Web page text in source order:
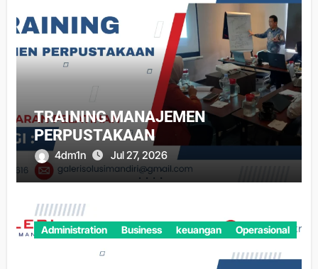
TRAINING MANAJEMEN
PERPUSTAKAAN
4dm1n Jul 27, 2026
Administration Business keuangan Operasional